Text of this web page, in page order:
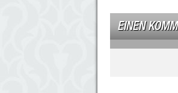
EINEN